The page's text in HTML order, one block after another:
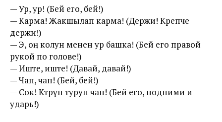
— Ур, ур! (Бей его, бей!)
— Карма! Жакшылап карма! (Держи! Крепче
держи!)
— Э, оң колун менен ур башка! (Бей его правой
рукой по голове!)
— Иште, иште! (Давай, давай!)
— Чап, чап! (Бей, бей!)
— Сок! Көтөрүп туруп чап! (Бей его, подними и
ударь!)